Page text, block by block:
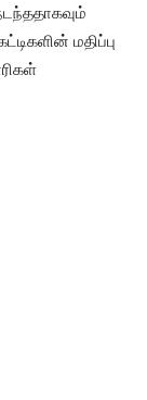
மதிப்பு